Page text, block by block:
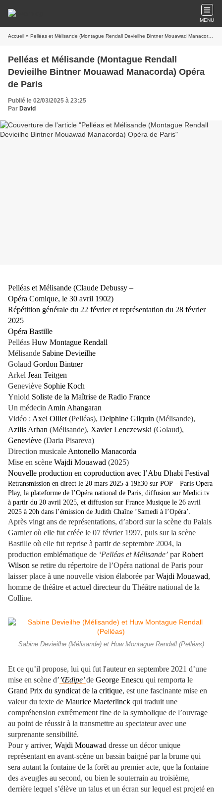
MENU
Accueil » Pelléas et Mélisande (Montague Rendall Devieilhe Bintner Mouawad Manacorda) Opéra de Paris
Pelléas et Mélisande (Montague Rendall
Devieilhe Bintner Mouawad Manacorda) Opéra
de Paris
Publié le 02/03/2025 à 23:25
Par David
Pelléas et Mélisande (Claude Debussy –
Opéra Comique, le 30 avril 1902)
Répétition générale du 22 février et représentation du 28 février
2025
Opéra Bastille
Pelléas Huw Montague Rendall
Mélisande Sabine Devieilhe
Golaud Gordon Bintner
Arkel Jean Teitgen
Geneviève Sophie Koch
Yniold Soliste de la Maîtrise de Radio France
Un médecin Amin Ahangaran
Vidéo : Axel Olliet (Pelléas), Delphine Gilquin (Mélisande),
Azilis Arhan (Mélisande), Xavier Lenczewski (Golaud),
Geneviève (Daria Pisareva)
Direction musicale Antonello Manacorda
Mise en scène Wajdi Mouawad (2025)
Nouvelle production en coproduction avec l’Abu Dhabi Festival
Retransmission en direct le 20 mars 2025 à 19h30 sur POP – Paris Opera
Play, la plateforme de l’Opéra national de Paris, diffusion sur Medici.tv
à partir du 20 avril 2025, et diffusion sur France Musique le 26 avril
2025 à 20h dans l’émission de Judith Chaîne ‘Samedi à l’Opéra’.
Après vingt ans de représentations, d’abord sur la scène du Palais
Garnier où elle fut créée le 07 février 1997, puis sur la scène
Bastille où elle fut reprise à partir de septembre 2004, la
production emblématique de ‘Pelléas et Mélisande’ parRobert
Wilson se retire du répertoire de l’Opéra national de Paris pour
laisser place à une nouvelle vision élaborée parWajdi Mouawad,
homme de théâtre et actuel directeur du Théâtre national de la
Colline.
Sabine Devieilhe (Mélisande) et Huw Montague Rendall (Pelléas)
Et ce qu’il propose, lui qui fut l'auteur en septembre 2021 d’une
mise en scène d’’Œdipe’de George Enescu qui remporta le
Grand Prix du syndicat de la critique, est une fascinante mise en
valeur du texte de Maurice Maeterlinck qui traduit une
compréhension extrêmement fine de la symbolique de l’ouvrage
au point de réussir à la transmettre au spectateur avec une
surprenante sensibilité.
Pour y arriver, Wajdi Mouawad dresse un décor unique
représentant en avant-scène un bassin baigné par la brume qui
sera autant la fontaine de la forêt au premier acte, que la fontaine
des aveugles au second, ou bien le souterrain au troisième,
derrière lequel s’élève un talus et un écran sur lequel est projeté en